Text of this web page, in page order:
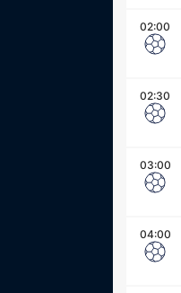
02:00
02:30
03:00
04:00